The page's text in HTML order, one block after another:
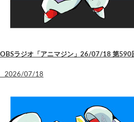
OBSラジオ「アニマジン」26/07/18 第590
2026/07/18